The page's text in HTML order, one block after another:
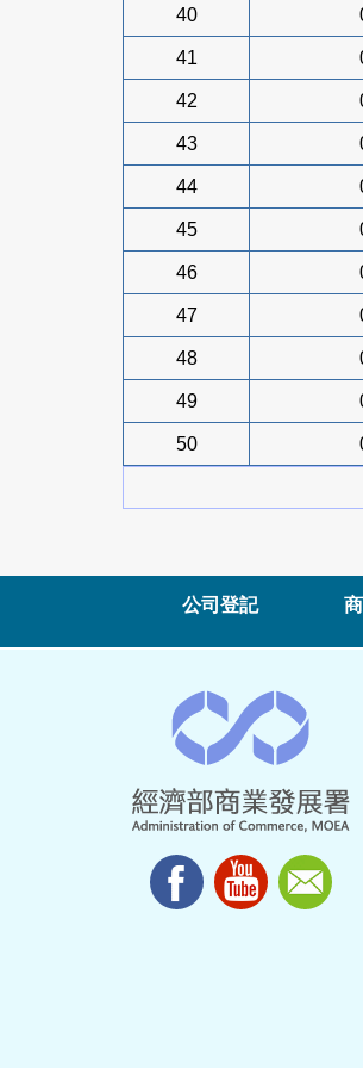
40
41
42
43
44
45
46
47
48
49
50
公司登記